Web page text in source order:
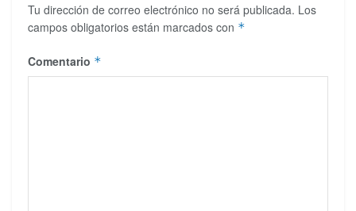
Tu dirección de correo electrónico no será publicada. Los
campos obligatorios están marcados con *
Comentario *